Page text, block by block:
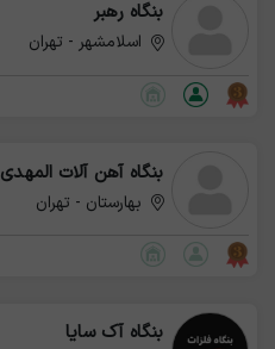
بنگاه رهبر
اسلامشهر - تهران
بنگاه آهن آلات المهدی
بهارستان - تهران
بنگاه آک سایا